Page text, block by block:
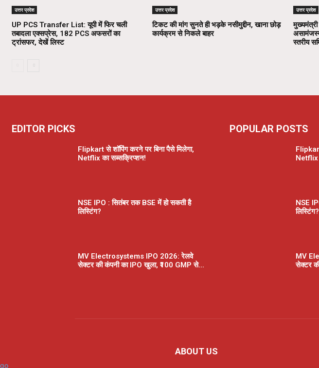
उत्तर प्रदेश
UP PCS Transfer List: यूपी में फिर चली
तबादला एक्सप्रेस, 182 PCS अफसरों का
ट्रांसफर, देखें लिस्ट
उत्तर प्रदेश
टिकट की मांग सुनते ही भड़के नसीमुद्दीन, खाना छोड़
कार्यक्रम से निकले बाहर
उत्तर प्रदेश
स्तरीय
EDITOR PICKS
Flipkart से शॉपिंग करने पर बिना पैसे मिलेगा,
Netflix का सब्सक्रिप्शन!
NSE IPO : सितंबर तक BSE में हो सकती है
लिस्टिंग?
MV Electrosystems IPO 2026: रेलवे
सेक्टर की कंपनी का IPO खुला, ₹100 GMP से...
POPULAR POSTS
Netflix
NSE
लिस्टिंग?
MV
सेक्टर
ABOUT US